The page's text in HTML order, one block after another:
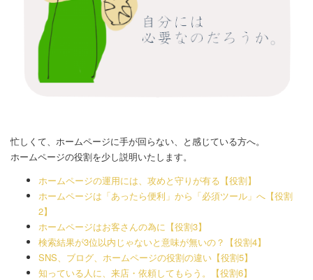
忙しくて、ホームページに手が回らない、と感じている方へ。
ホームページの役割を少し説明いたします。
ホームページの運用には、攻めと守りが有る【役割】
ホームページは「あったら便利」から「必須ツール」へ【役割
2】
ホームページはお客さんの為に【役割3】
検索結果が3位以内じゃないと意味が無いの？【役割4】
SNS、ブログ、ホームページの役割の違い【役割5】
知っている人に、来店・依頼してもらう。【役割6】